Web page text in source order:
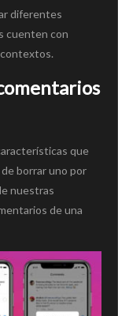
diferentes
cuenten con
que
borrar uno por
nuestras
de una